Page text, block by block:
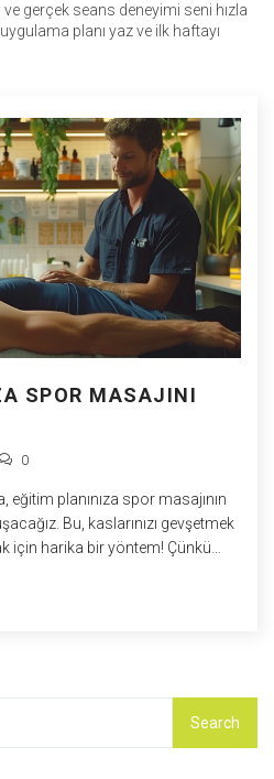
gerçek seans deneyimi seni hızla
planı yaz ve ilk haftayı
SPOR MASAJINI
0
planınıza spor masajının
Bu, kaslarınızı gevşetmek
için harika bir yöntem! Çünkü
Şaka bir yana, bu strateji